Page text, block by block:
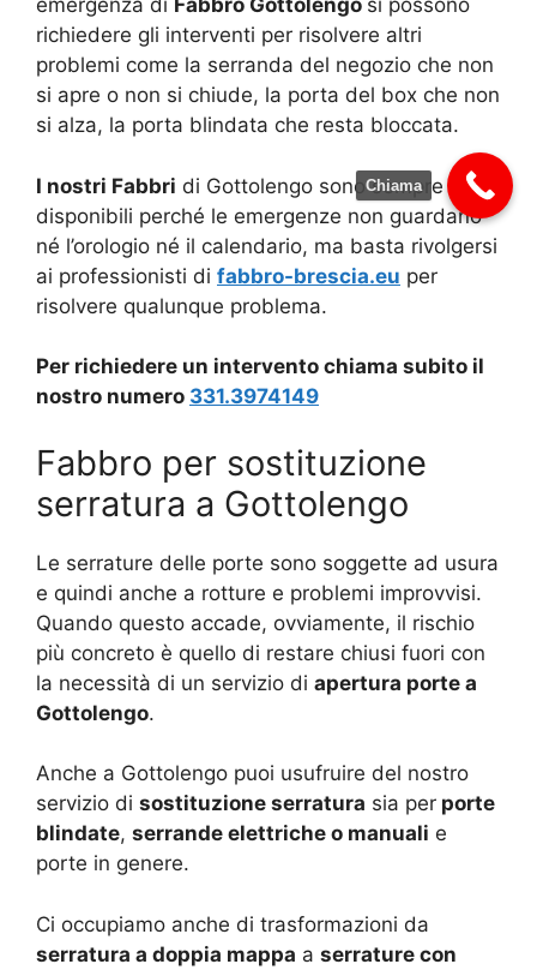
emergenza di Fabbro Gottolengo si possono
richiedere gli interventi per risolvere altri
problemi come la serranda del negozio che non
si apre o non si chiude, la porta del box che non
si alza, la porta blindata che resta bloccata.
I nostri Fabbri di Gottolengo sono sempre
disponibili perché le emergenze non guardano
né l’orologio né il calendario, ma basta rivolgersi
ai professionisti di fabbro-brescia.eu per
risolvere qualunque problema.
Per richiedere un intervento chiama subito il
nostro numero 331.3974149
Fabbro per sostituzione
serratura a Gottolengo
Le serrature delle porte sono soggette ad usura
e quindi anche a rotture e problemi improvvisi.
Quando questo accade, ovviamente, il rischio
più concreto è quello di restare chiusi fuori con
la necessità di un servizio di apertura porte a
Gottolengo.
Anche a Gottolengo puoi usufruire del nostro
servizio di sostituzione serratura sia per porte
blindate, serrande elettriche o manuali e
porte in genere.
Ci occupiamo anche di trasformazioni da
serratura a doppia mappa a serrature con
Chiama